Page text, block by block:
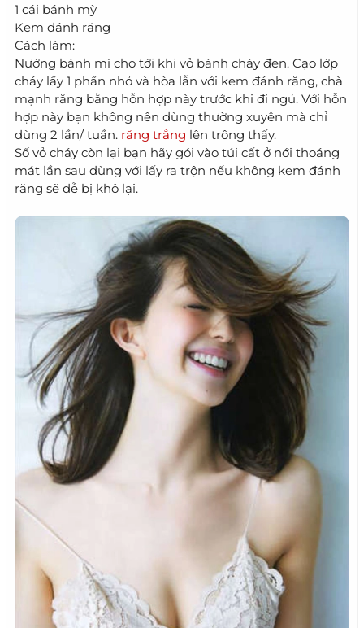
1 cái bánh mỳ
Kem đánh răng
Cách làm:
Nướng bánh mì cho tới khi vỏ bánh cháy đen. Cạo lớp
cháy lấy 1 phần nhỏ và hòa lẫn với kem đánh răng, chà
mạnh răng bằng hỗn hợp này trước khi đi ngủ. Với hỗn
hợp này bạn không nên dùng thường xuyên mà chỉ
dùng 2 lần/ tuần. răng trắng lên trông thấy.
Số vỏ cháy còn lại bạn hãy gói vào túi cất ở nới thoáng
mát lần sau dùng với lấy ra trộn nếu không kem đánh
răng sẽ dễ bị khô lại.